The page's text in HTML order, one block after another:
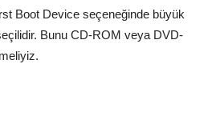
Boot Device seçeneğinde büyük
Bunu CD-ROM veya DVD-